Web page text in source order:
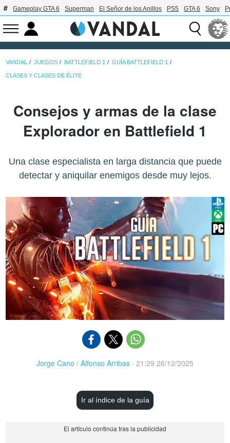
Gameplay GTA 6 Superman El Señor de los Anillos PS5 GTA 6 Sony
VANDAL JUEGOS BATTLEFIELD 1 GUÍA BATTLEFIELD 1
CLASES Y CLASES DE ÉLITE
Consejos y armas de la clase
Explorador en Battlefield 1
Una clase especialista en larga distancia que puede
detectar y aniquilar enemigos desde muy lejos.
Jorge Cano / Alfonso Arribas · 21:29 26/12/2025
Ir al índice de la guía